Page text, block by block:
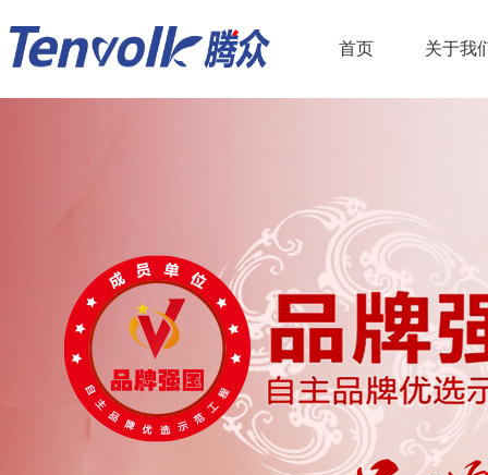
首页 关于我